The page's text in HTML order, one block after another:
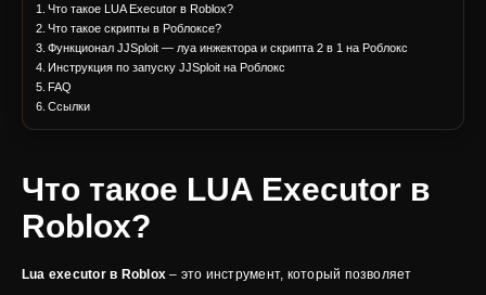
Что такое LUA Executor в Roblox?
Что такое скрипты в Роблоксе?
Функционал JJSploit — луа инжектора и скрипта 2 в 1 на Роблокс
Инструкция по запуску JJSploit на Роблокс
FAQ
Ссылки
Что такое LUA Executor в
Roblox?
Lua executor в Roblox – это инструмент, который позволяет